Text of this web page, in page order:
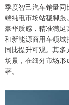
季度智己汽车销量同
端纯电市场站稳脚
豪华质感，精准满
和新能源商用车领
同比提升可观。其
场景，在细分市场形
著。